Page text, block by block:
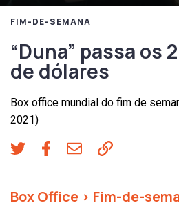
FIM-DE-SEMANA
“Duna” passa os
de dólares
Box office mundial do fim de
2021)
Box Office > Fim-de-